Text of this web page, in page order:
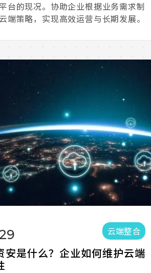
台的现况。协助企业根据业务需求制
端策略，实现高效运营与长期发展。
云端整合
安是什么？企业如何维护云端